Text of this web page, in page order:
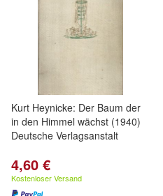
Kurt Heynicke: Der Baum der
in den Himmel wächst (1940)
Deutsche Verlagsanstalt
4,60 €
Kostenloser Versand